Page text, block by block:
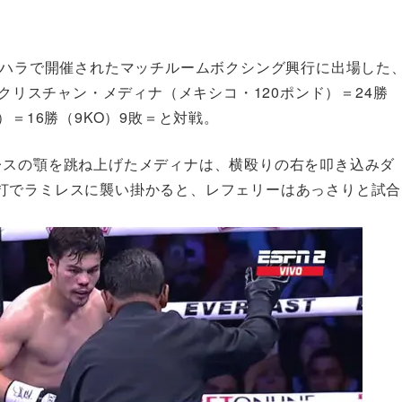
ラで開催されたマッチルームボクシング興行に出場した
スチャン・メディナ（メキシコ・120ポンド）＝24勝
16勝（9KO）9敗＝と対戦。
の顎を跳ね上げたメディナは、横殴りの右を叩き込みダ
ラミレスに襲い掛かると、レフェリーはあっさりと試合